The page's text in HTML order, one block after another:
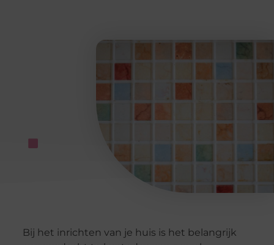
Bij het inrichten van je huis is het belangrijk